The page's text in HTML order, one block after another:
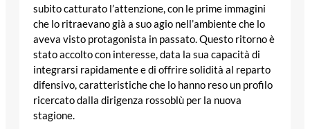
subito catturato l’attenzione, con le prime immagini
che lo ritraevano già a suo agio nell’ambiente che lo
aveva visto protagonista in passato. Questo ritorno è
stato accolto con interesse, data la sua capacità di
integrarsi rapidamente e di offrire solidità al reparto
difensivo, caratteristiche che lo hanno reso un profilo
ricercato dalla dirigenza rossoblù per la nuova
stagione.